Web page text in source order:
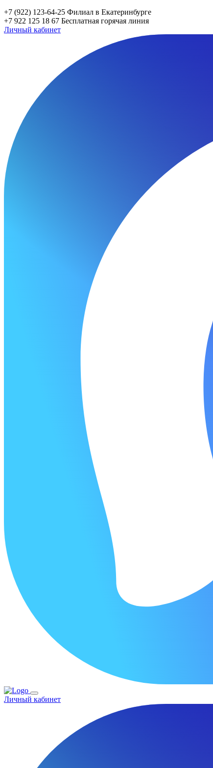
+7 (922) 123-64-25 Филиал в Екатеринбурге
+7 922 125 18 67 Бесплатная горячая линия
Личный кабинет
Личный кабинет